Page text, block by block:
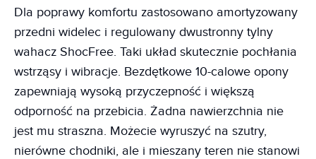
Dla poprawy komfortu zastosowano amortyzowany
przedni widelec i regulowany dwustronny tylny
wahacz ShocFree. Taki układ skutecznie pochłania
wstrząsy i wibracje. Bezdętkowe 10-calowe opony
zapewniają wysoką przyczepność i większą
odporność na przebicia. Żadna nawierzchnia nie
jest mu straszna. Możecie wyruszyć na szutry,
nierówne chodniki, ale i mieszany teren nie stanowi